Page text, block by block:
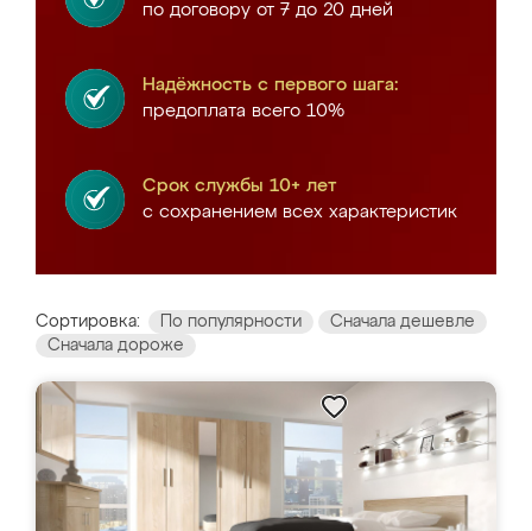
по договору от 7 до 20 дней
Надёжность с первого шага:
предоплата всего 10%
Срок службы 10+ лет
с сохранением всех характеристик
Сортировка: По популярности
Сначала дешевле
Сначала дороже